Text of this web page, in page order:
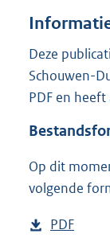
Deze
Schouwen-
PDF en
Op dit
volgende
D
PDF